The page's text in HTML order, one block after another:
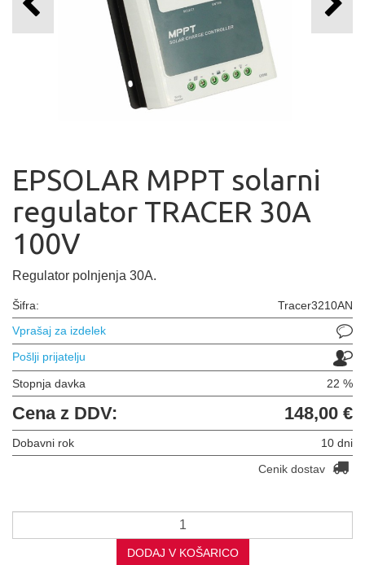
EPSOLAR MPPT solarni
regulator TRACER 30A
100V
Regulator polnjenja 30A.
Šifra:
Tracer3210AN
Vprašaj za izdelek
Pošlji prijatelju
Stopnja davka 22 %
Cena z DDV: 148,00 €
Dobavni rok
10 dni
Cenik dostav
DODAJ V KOŠARICO